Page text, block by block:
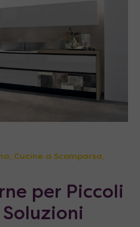
, Cucine a Scomparsa,
per Piccoli